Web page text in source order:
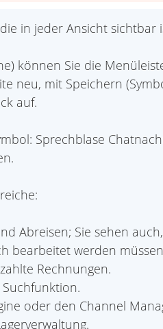
in jeder Ansicht
können Sie die
neu, mit Speichern
auf.
Sprechblase
Abreisen; Sie sehen
bearbeitet werden
Rechnungen.
oder den Channel